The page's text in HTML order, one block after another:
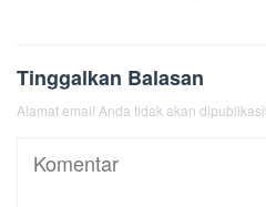
Tinggalkan Balasan
Alamat email Anda tidak akan